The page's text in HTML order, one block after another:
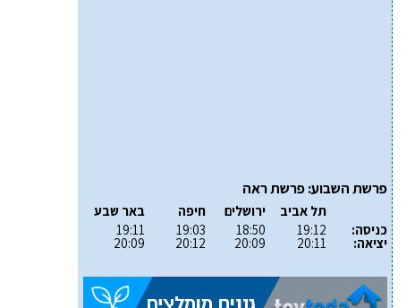
פרשת השבוע: פרשת ראה
כניסה:
יציאה:
תל אביב
19:12
20:11
ירושלים
18:50
20:09
חיפה
19:03
20:12
באר שבע
19:11
20:09